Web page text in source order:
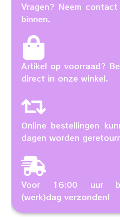
Vragen? Neem
binnen.
Artikel op voorraad?
direct in onze winkel.
Online bestellingen
dagen worden
Voor 16:00 uur
(werk)dag verzonden!